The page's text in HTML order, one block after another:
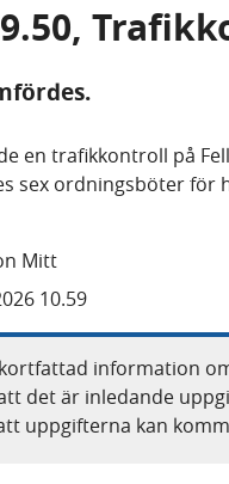
en trafikkontroll på
sex ordningsböter för
Mitt
10.59
information
det är inledande
uppgifterna kan